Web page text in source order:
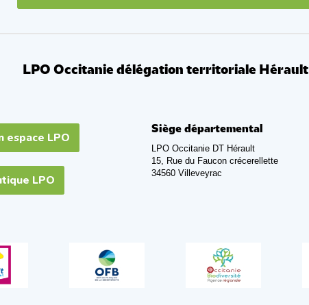
LPO Occitanie délégation territoriale Hérault
espace LPO
LPO
Siège départemental
LPO Occitanie DT Hérault
15, Rue du Faucon crécerellette
34560 Villeveyrac